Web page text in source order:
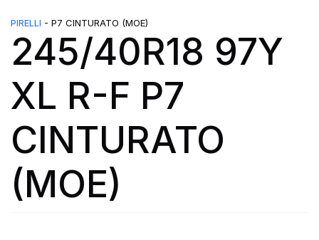
PIRELLI - P7 CINTURATO (MOE)
245/40R18 97Y
XL R-F P7
CINTURATO
(MOE)